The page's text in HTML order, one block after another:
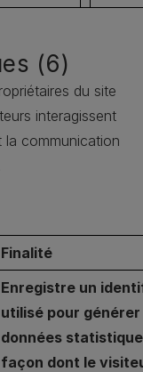
(6)
du site
interagissent
communication
Finalité
Enregistre un
utilisé pour générer
données
façon dont le